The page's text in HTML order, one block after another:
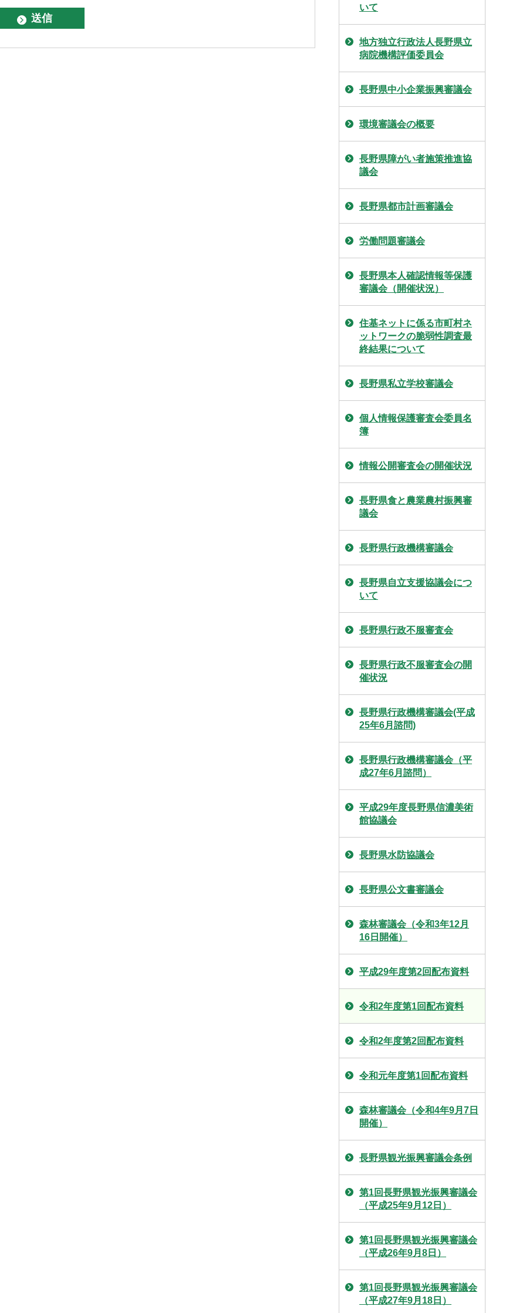
いて
地方独立行政法人長野県立
病院機構評価委員会
長野県中小企業振興審議会
環境審議会の概要
長野県障がい者施策推進協
議会
長野県都市計画審議会
労働問題審議会
長野県本人確認情報等保護
審議会（開催状況）
住基ネットに係る市町村ネ
ットワークの脆弱性調査最
終結果について
長野県私立学校審議会
個人情報保護審査会委員名
簿
情報公開審査会の開催状況
長野県食と農業農村振興審
議会
長野県行政機構審議会
長野県自立支援協議会につ
いて
長野県行政不服審査会
長野県行政不服審査会の開
催状況
長野県行政機構審議会(平成
25年6月諮問)
長野県行政機構審議会（平
成27年6月諮問）
平成29年度長野県信濃美術
館協議会
長野県水防協議会
長野県公文書審議会
森林審議会（令和3年12月
16日開催）
平成29年度第2回配布資料
令和2年度第1回配布資料
令和2年度第2回配布資料
令和元年度第1回配布資料
森林審議会（令和4年9月7日
開催）
長野県観光振興審議会条例
第1回長野県観光振興審議会
（平成25年9月12日）
第1回長野県観光振興審議会
（平成26年9月8日）
第1回長野県観光振興審議会
（平成27年9月18日）